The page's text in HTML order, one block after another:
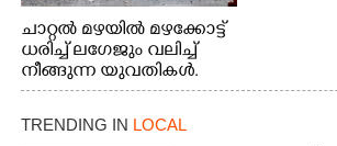
ചാറ്റൽ മഴയിൽ മഴക്കോട്ട്
ധരിച്ച് ലഗേജും വലിച്ച്
നീങ്ങുന്ന യുവതികൾ.
എറണാകുളം മേനകയിൽ
നിന്നുള്ള കാഴ്ച
TRENDING IN LOCAL